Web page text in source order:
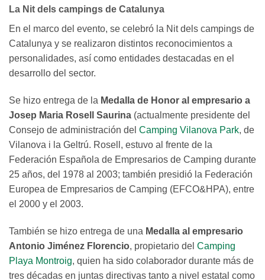
La Nit dels campings de Catalunya
En el marco del evento, se celebró la Nit dels campings de
Catalunya y se realizaron distintos reconocimientos a
personalidades, así como entidades destacadas en el
desarrollo del sector.
Se hizo entrega de la Medalla de Honor al empresario a
Josep Maria Rosell Saurina (actualmente presidente del
Consejo de administración del Camping Vilanova Park, de
Vilanova i la Geltrú. Rosell, estuvo al frente de la
Federación Española de Empresarios de Camping durante
25 años, del 1978 al 2003; también presidió la Federación
Europea de Empresarios de Camping (EFCO&HPA), entre
el 2000 y el 2003.
También se hizo entrega de una Medalla al empresario
Antonio Jiménez Florencio, propietario del Camping
Playa Montroig, quien ha sido colaborador durante más de
tres décadas en juntas directivas tanto a nivel estatal como